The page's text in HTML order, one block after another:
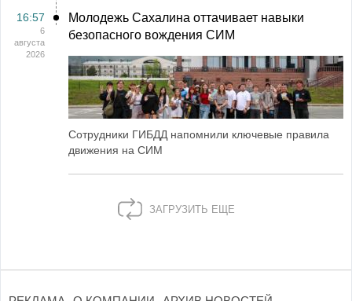
16:57
6
августа
2026
Молодежь Сахалина оттачивает навыки
безопасного вождения СИМ
Сотрудники ГИБДД напомнили ключевые правила
движения на СИМ
ЗАГРУЗИТЬ ЕЩЕ